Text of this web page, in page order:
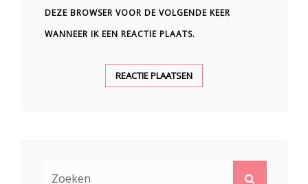
DEZE BROWSER VOOR DE VOLGENDE KEER
WANNEER IK EEN REACTIE PLAATS.